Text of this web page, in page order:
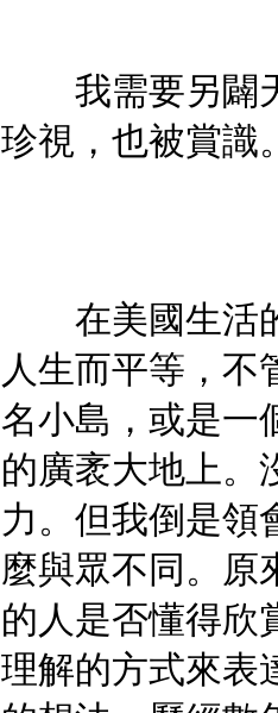
我需要另闢天
珍視，也被賞識
在美國生活的
人生而平等，不
名小島，或是一
的廣袤大地上。
力。但我倒是領
麼與眾不同。原
的人是否懂得欣
理解的方式來表